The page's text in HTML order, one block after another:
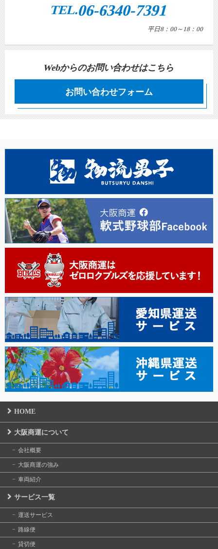
TEL.06-6340-7391
平日8：00～18：00
Webからのお問い合わせはこちら
お問い合わせフォーム
HOME
大阪商運について
会社概要
大阪商運の強み
車両紹介
サービス一覧
運送サービス
路線便
貸切便